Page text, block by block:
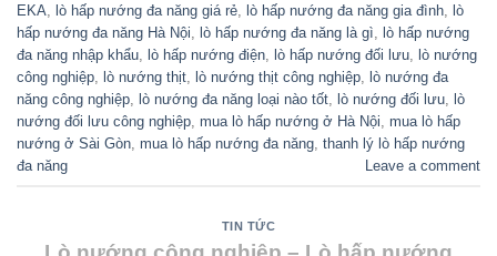
EKA
lò hấp nướng đa năng giá rẻ lò hấp nướng đa năng gia đình
lò
hấp nướng đa năng Hà Nội
lò hấp nướng đa năng là gì
lò hấp nướng
đa năng nhập khẩu
lò hấp nướng điện lò hấp nướng đối lưu
lò nướng
công nghiệp
lò nướng thịt lò nướng thịt công nghiệp
lò nướng đa
năng công nghiệp
lò nướng đa năng loại nào tốt lò nướng đối lưu
lò
nướng đối lưu công nghiệp mua lò hấp nướng ở Hà Nội mua lò hấp
nướng ở Sài Gòn mua lò hấp nướng đa năng thanh lý lò hấp nướng
đa năng
Leave a comment
TIN TỨC